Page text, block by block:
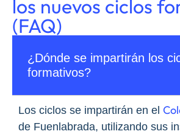
los nuevos ciclos
(FAQ)
¿Dónde se impartirán los
formativos?
Los ciclos se impartirán en el
de Fuenlabrada, utilizando sus